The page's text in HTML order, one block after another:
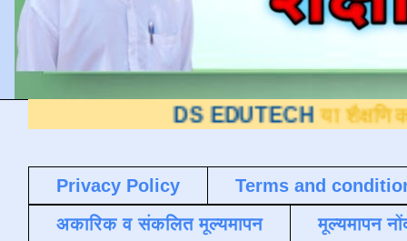
DS EDUTECH या शैक्षणिक ब्लॉगवर
Privacy Policy
Terms and
अकारिक व संकलित मूल्यमापन
मूल्यमापन